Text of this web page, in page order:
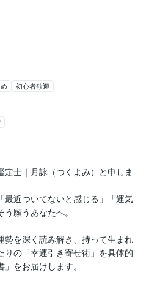
初心者歓迎
士｜月詠（つくよみ）と申しま
最近ついてないと感じる」「運気
願うあなたへ。
勢を深く読み解き、持って生まれ
の「幸運引き寄せ術」を具体的
をお届けします。